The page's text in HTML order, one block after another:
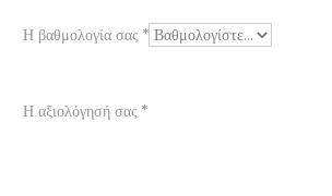
ο
ο
Η βαθμολογία σας *
Η αξιολόγησή σας *